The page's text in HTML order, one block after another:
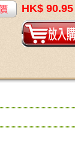
HK$ 90.95